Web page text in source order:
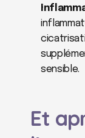
sensible.
Et